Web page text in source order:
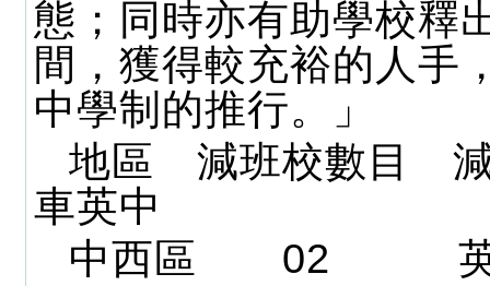
態；同時亦有助學校釋
間，獲得較充裕的人手
中學制的推行。」
地區 減班校數目 減
車英中
中西區 02 英